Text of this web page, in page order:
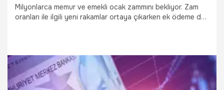
Milyonlarca memur ve emekli ocak zammını bekliyor. Zam
oranları ile ilgili yeni rakamlar ortaya çıkarken ek ödeme de
alacak. Peki ek ödeme imkanından emekli olanlar da
yararlanacak mı? İşte yeni memur ve emekli aylıkları ile ilgili
detaylar...